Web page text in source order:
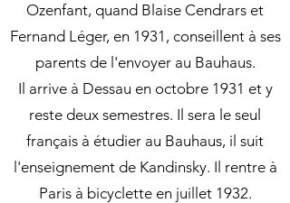
Ozenfant, quand Blaise Cendrars et
Fernand Léger, en 1931, conseillent à ses
parents de l'envoyer au Bauhaus.
Il arrive à Dessau en octobre 1931 et y
reste deux semestres. Il sera le seul
français à étudier au Bauhaus, il suit
l'enseignement de Kandinsky. Il rentre à
Paris à bicyclette en juillet 1932.